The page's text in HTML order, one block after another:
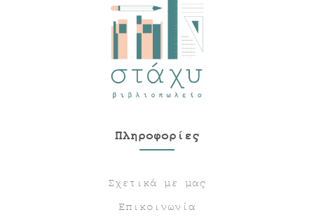
Πληροφορίες
Σχετικά με μας
Επικοινωνία